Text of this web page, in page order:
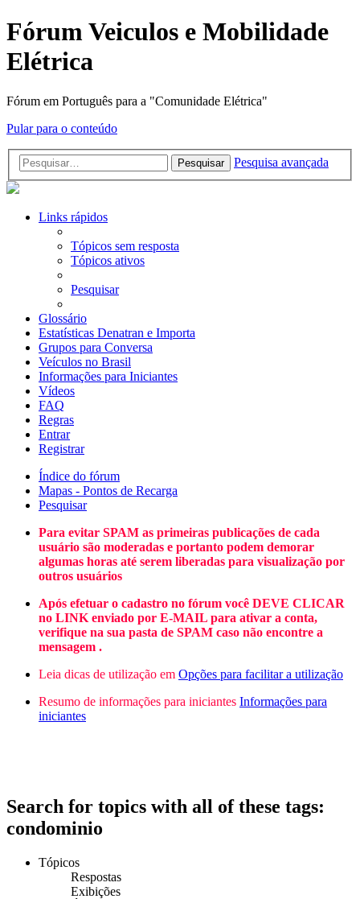
Fórum Veiculos e Mobilidade
Elétrica
Fórum em Português para a "Comunidade Elétrica"
Pular para o conteúdo
Pesquisar Pesquisa avançada
Links rápidos
Tópicos sem resposta
Tópicos ativos
Pesquisar
Glossário
Estatísticas Denatran e Importa
Grupos para Conversa
Veículos no Brasil
Informações para Iniciantes
Vídeos
FAQ
Regras
Entrar
Registrar
Índice do fórum
Mapas - Pontos de Recarga
Pesquisar
Para evitar SPAM as primeiras publicações de cada
usuário são moderadas e portanto podem demorar
algumas horas até serem liberadas para visualização por
outros usuários
Após efetuar o cadastro no fórum você DEVE CLICAR
no LINK enviado por E-MAIL para ativar a conta,
verifique na sua pasta de SPAM caso não encontre a
mensagem .
Leia dicas de utilização em Opções para facilitar a utilização
Resumo de informações para iniciantes Informações para
iniciantes
Search for topics with all of these tags:
condominio
Tópicos
Respostas
Exibições